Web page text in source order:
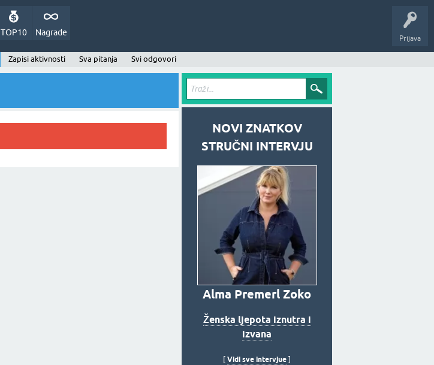
Prijava
Nagrade
TOP10
Zapisi aktivnosti Sva pitanja Svi odgovori
NOVI ZNATKOV
STRUČNI INTERVJU
Alma Premerl Zoko
Ženska ljepota iznutra i
izvana
Vidi sve intervjue